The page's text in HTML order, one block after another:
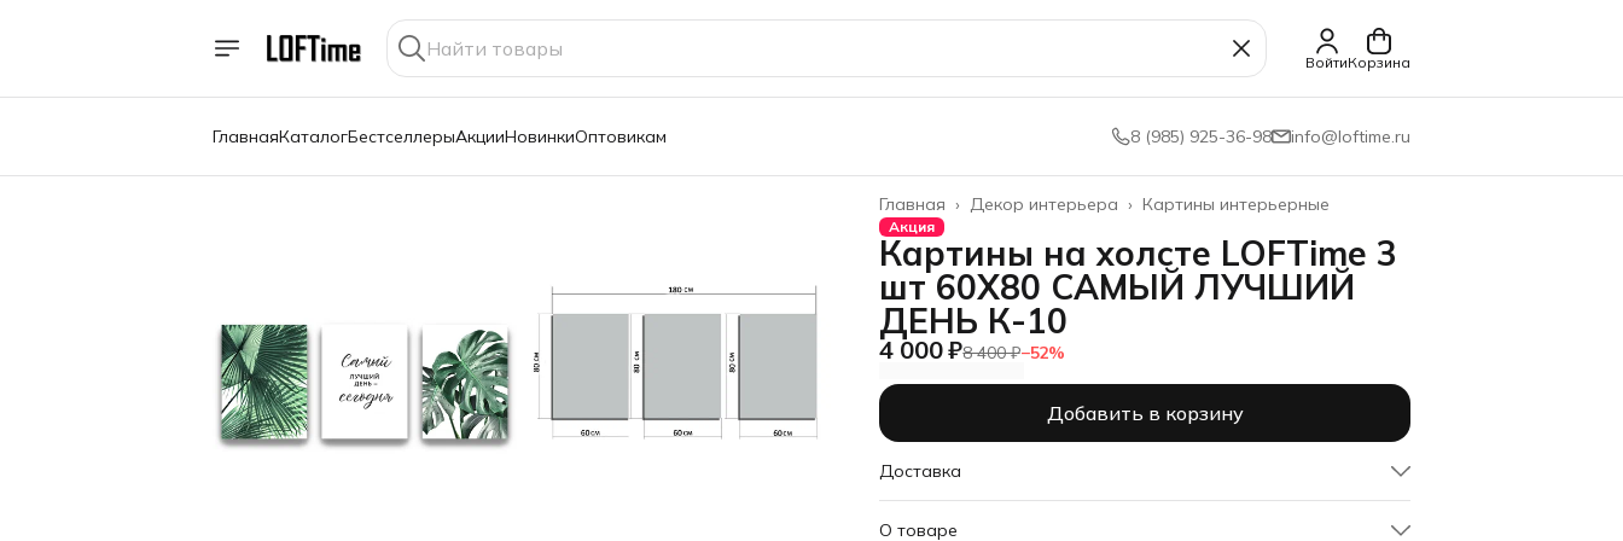
ВойтиКорзина
ГлавнаяКаталогБестселлерыАкцииНовинкиОптовикам 8 (985) 925-36-98 info@loftime.ru
Картины интерьерные
Декор интерьера ›
Главная ›
Акция
Картины на холсте LOFTime 3
шт 60Х80 САМЫЙ ЛУЧШИЙ
ДЕНЬ К-10
4 000 ₽8 400 ₽−52%
Добавить в корзину
Доставка
О товаре